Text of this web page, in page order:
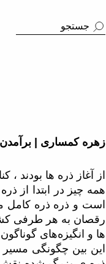
زهره کمساری | برآمدن | نمایشگاه
از آغاز ذره ها بودند
همه چیز در ابتدا از
است و ذره ذره کامل
رقصان به هر طرفی
ها و انگیزه‌های
این بین چگونگی